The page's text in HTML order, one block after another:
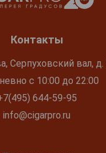
Контакты
Серпуховский вал, д.
с 10:00 до 22:00
644-59-95
info@cigarpro.ru